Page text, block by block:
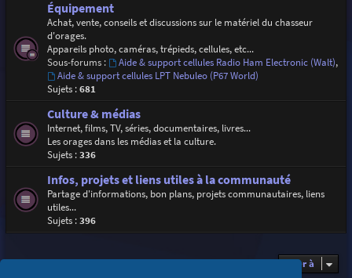
Équipement
Achat, vente, conseils et discussions sur le matériel du chasseur
d'orages.
Appareils photo, caméras, trépieds, cellules, etc...
Sous-forums :
Aide & support cellules Radio Ham Electronic (Walt),
Aide & support cellules LPT Nebuleo (P67 World)
Sujets :681
Culture & médias
Internet, films, TV, séries, documentaires, livres...
Les orages dans les médias et la culture.
Sujets :336
Infos, projets et liens utiles à la communauté
Partage d'informations, bon plans, projets communautaires, liens
utiles...
Sujets :396
Aller à